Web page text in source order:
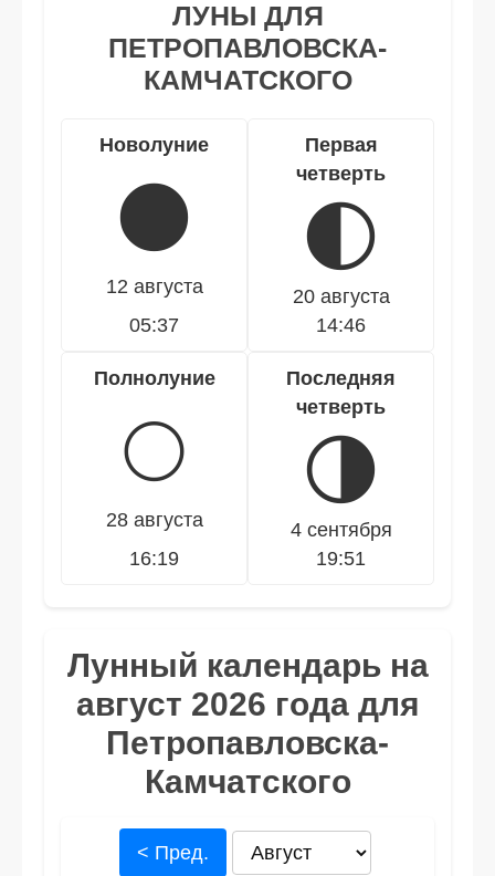
ЛУНЫ ДЛЯ
ПЕТРОПАВЛОВСКА-
КАМЧАТСКОГО
Новолуние
🌑
12 августа
05:37
Первая
четверть
🌓
20 августа
14:46
Полнолуние
🌕
28 августа
16:19
Последняя
четверть
🌗
4 сентября
19:51
Лунный календарь на
август 2026 года для
Петропавловска-
Камчатского
< Пред.